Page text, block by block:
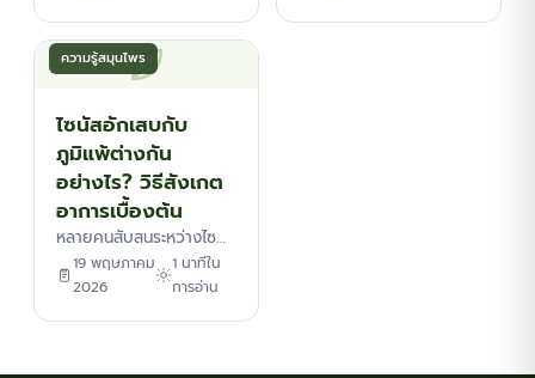
ความรู้สมุนไพร
ไซนัสอักเสบกับ
ภูมิแพ้ต่างกัน
อย่างไร? วิธีสังเกต
อาการเบื้องต้น
หลายคนสับสนระหว่างไซ…
19 พฤษภาคม
2026
1 นาทีใน
การอ่าน